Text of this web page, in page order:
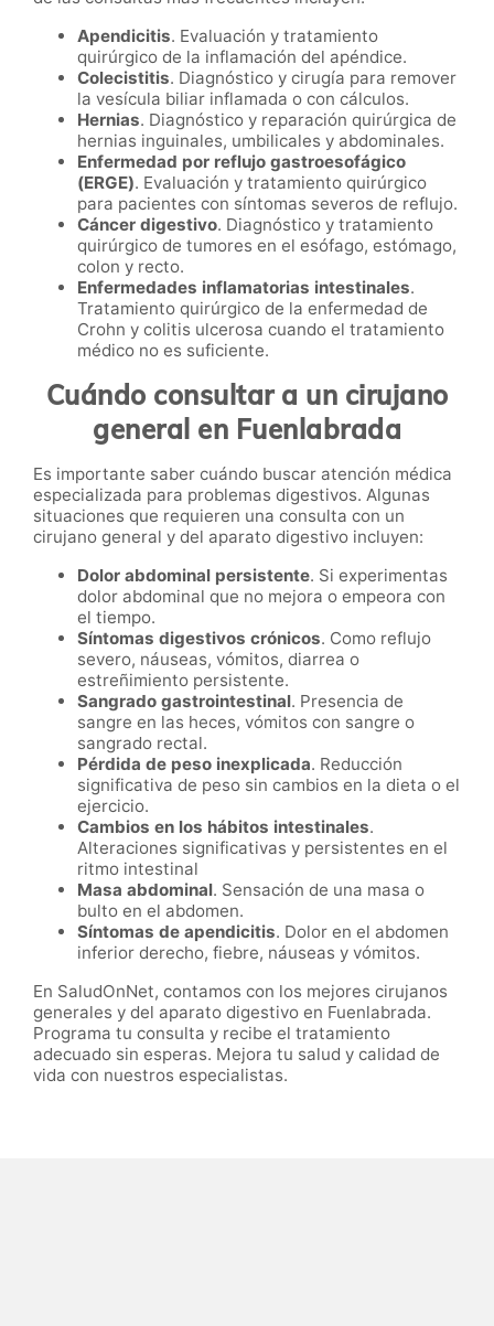
Apendicitis. Evaluación y tratamiento
quirúrgico de la inflamación del apéndice.
Colecistitis. Diagnóstico y cirugía para remover
la vesícula biliar inflamada o con cálculos.
Hernias. Diagnóstico y reparación quirúrgica de
hernias inguinales, umbilicales y abdominales.
Enfermedad por reflujo gastroesofágico
(ERGE). Evaluación y tratamiento quirúrgico
para pacientes con síntomas severos de reflujo.
Cáncer digestivo. Diagnóstico y tratamiento
quirúrgico de tumores en el esófago, estómago,
colon y recto.
Enfermedades inflamatorias intestinales.
Tratamiento quirúrgico de la enfermedad de
Crohn y colitis ulcerosa cuando el tratamiento
médico no es suficiente.
Cuándo consultar a un cirujano
general en Fuenlabrada
Es importante saber cuándo buscar atención médica
especializada para problemas digestivos. Algunas
situaciones que requieren una consulta con un
cirujano general y del aparato digestivo incluyen:
Dolor abdominal persistente. Si experimentas
dolor abdominal que no mejora o empeora con
el tiempo.
Síntomas digestivos crónicos. Como reflujo
severo, náuseas, vómitos, diarrea o
estreñimiento persistente.
Sangrado gastrointestinal. Presencia de
sangre en las heces, vómitos con sangre o
sangrado rectal.
Pérdida de peso inexplicada. Reducción
significativa de peso sin cambios en la dieta o el
ejercicio.
Cambios en los hábitos intestinales.
Alteraciones significativas y persistentes en el
ritmo intestinal
Masa abdominal. Sensación de una masa o
bulto en el abdomen.
Síntomas de apendicitis. Dolor en el abdomen
inferior derecho, fiebre, náuseas y vómitos.
En SaludOnNet, contamos con los mejores cirujanos
generales y del aparato digestivo en Fuenlabrada.
Programa tu consulta y recibe el tratamiento
adecuado sin esperas. Mejora tu salud y calidad de
vida con nuestros especialistas.